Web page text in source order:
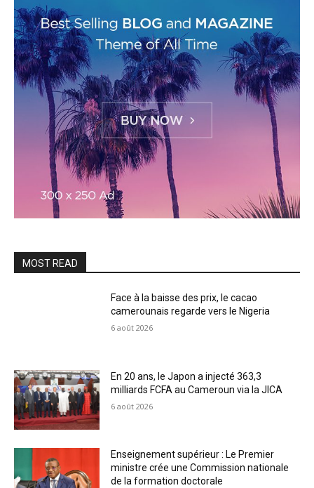
MOST READ
Face à la baisse des prix, le cacao
camerounais regarde vers le Nigeria
6 août 2026
En 20 ans, le Japon a injecté 363,3
milliards FCFA au Cameroun via la JICA
6 août 2026
Enseignement supérieur : Le Premier
ministre crée une Commission nationale
de la formation doctorale